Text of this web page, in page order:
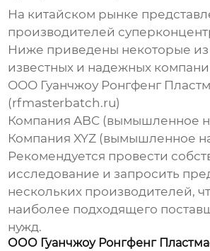
На китайском рынке
производителей
Ниже приведены некоторые
известных и надежных
ООО Гуанчжоу Ронгфенг
(rfmasterbatch.ru)
Компания ABC (вымышленное
Компания XYZ (вымышленное
Рекомендуется провести
исследование и запросить
нескольких производителей,
наиболее подходящего
нужд.
ООО Гуанчжоу Ронгфенг